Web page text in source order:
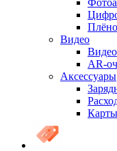
Видео
AR-
Аксессуары